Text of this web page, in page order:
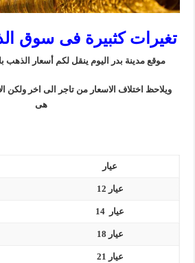
تغيرات كثبيرة فى سوق
موقع مدينة بدر اليوم ينقل لكم أسعار
ويلاحظ اختلاف الاسعار من تاجر الى اخر ولكن
هى
عيار
عيار 12
عيار 14
عيار 18
عيار 21